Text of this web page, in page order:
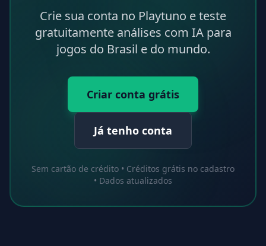
Crie sua conta no Playtuno e teste
gratuitamente análises com IA para
jogos do Brasil e do mundo.
Criar conta grátis
Já tenho conta
Sem cartão de crédito • Créditos grátis no cadastro
• Dados atualizados